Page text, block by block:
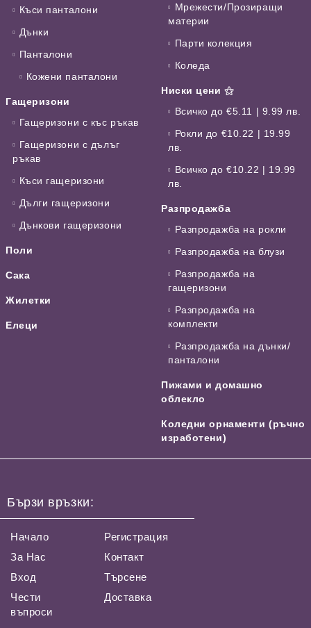
Къси панталони
Дънки
Панталони
Кожени панталони
Гащеризони
Гащеризони с къс ръкав
Гащеризони с дълъг
ръкав
Къси гащеризони
Дълги гащеризони
Дънкови гащеризони
Поли
Сака
Жилетки
Елеци
Мрежести/Прозиращи
материи
Парти колекция
Коледа
Ниски цени ⚝
Всичко до €5.11 | 9.99 лв.
Рокли до €10.22 | 19.99
лв.
Всичко до €10.22 | 19.99
лв.
Разпродажба
Разпродажба на рокли
Разпродажба на блузи
Разпродажба на
гащеризони
Разпродажба на
комплекти
Разпродажба на дънки/
панталони
Пижами и домашно
облекло
Коледни орнаменти (ръчно
изработени)
Бързи връзки:
Начало
За Нас
Вход
Чести
въпроси
Регистрация
Контакт
Търсене
Доставка